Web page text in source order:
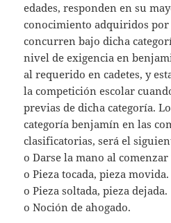
edades, responden en su
conocimiento adquiridos por
concurren bajo dicha
nivel de exigencia en
al requerido en cadetes, y
la competición escolar
previas de dicha categoría.
categoría benjamín en las
clasificatorias, será el
o Darse la mano al
o Pieza tocada, pieza movida.
o Pieza soltada, pieza dejada.
o Noción de ahogado.